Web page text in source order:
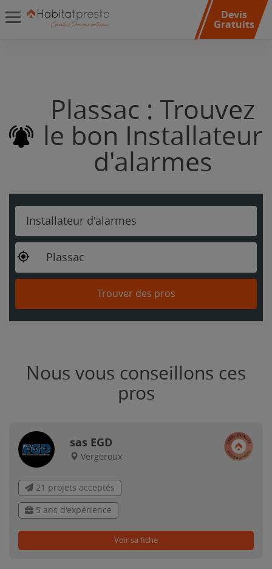
Devis
Gratuits
Plassac : Trouvez
le bon Installateur
d'alarmes
Installateur d'alarmes
Plassac
Trouver des pros
Nous vous conseillons ces
pros
sas EGD
Vergeroux
21 projets acceptés
5 ans d'expérience
Voir sa fiche